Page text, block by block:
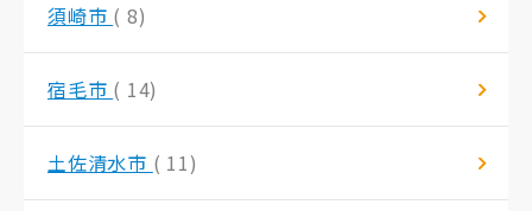
須崎市 ( 8)
宿毛市 ( 14)
土佐清水市 ( 11)